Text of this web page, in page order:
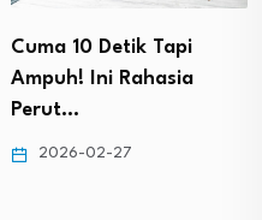
Cuma 10 Detik Tapi
Ampuh! Ini Rahasia
Perut…
2026-02-27